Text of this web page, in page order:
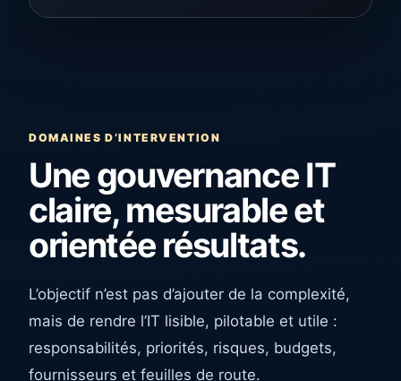
DOMAINES D’INTERVENTION
Une gouvernance IT
claire, mesurable et
orientée résultats.
L’objectif n’est pas d’ajouter de la complexité,
mais de rendre l’IT lisible, pilotable et utile :
responsabilités, priorités, risques, budgets,
fournisseurs et feuilles de route.